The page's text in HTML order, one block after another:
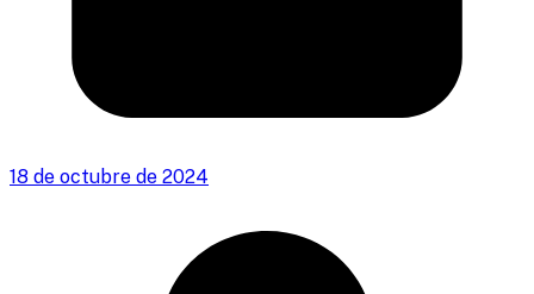
18 de octubre de 2024